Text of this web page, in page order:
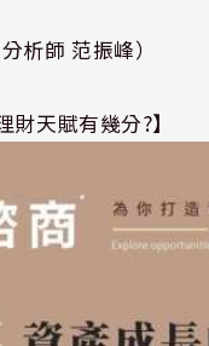
析師 范振峰）
天賦有幾分?】